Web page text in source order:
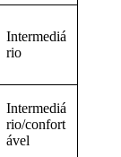
Intermediá
rio
Intermediá
rio/confort
ável